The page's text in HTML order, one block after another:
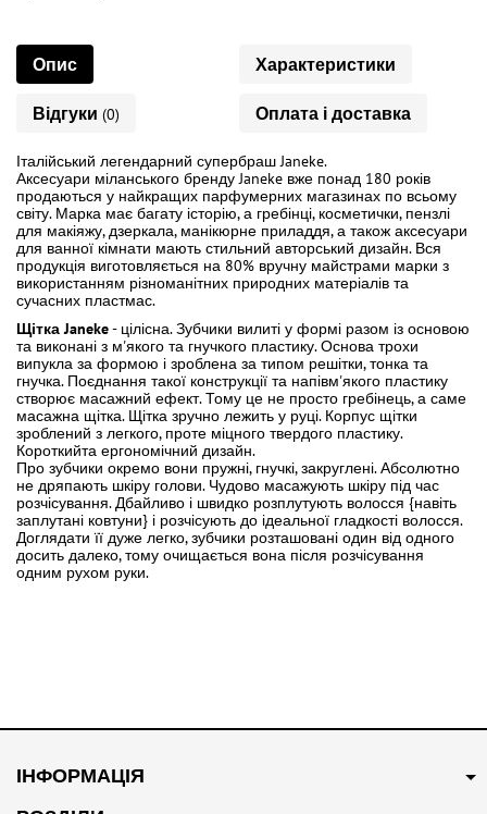
Опис Характеристики
Відгуки (0) Оплата і доставка
Італійський легендарний супербраш Janeke.
Аксесуари міланського бренду Janeke вже понад 180 років
продаються у найкращих парфумерних магазинах по всьому
світу. Марка має багату історію, а гребінці, косметички, пензлі
для макіяжу, дзеркала, манікюрне приладдя, а також аксесуари
для ванної кімнати мають стильний авторський дизайн. Вся
продукція виготовляється на 80% вручну майстрами марки з
використанням різноманітних природних матеріалів та
сучасних пластмас.
Щітка Janeke- цілісна. Зубчики вилиті у формі разом із основою
та виконані з м'якого та гнучкого пластику. Основа трохи
випукла за формою і зроблена за типом решітки, тонка та
гнучка. Поєднання такої конструкції та напівм'якого пластику
створює масажний ефект. Тому це не просто гребінець, а саме
масажна щітка. Щітка зручно лежить у руці. Корпус щітки
зроблений з легкого, проте міцного твердого пластику.
Короткийта ергономічний дизайн.
Про зубчики окремо вони пружні, гнучкі, закруглені. Абсолютно
не дряпають шкіру голови. Чудово масажують шкіру під час
розчісування. Дбайливо і швидко розплутують волосся {навіть
заплутані ковтуни} і розчісують до ідеальної гладкості волосся.
Доглядати її дуже легко, зубчики розташовані один від одного
досить далеко, тому очищається вона після розчісування
одним рухом руки.
ІНФОРМАЦІЯ